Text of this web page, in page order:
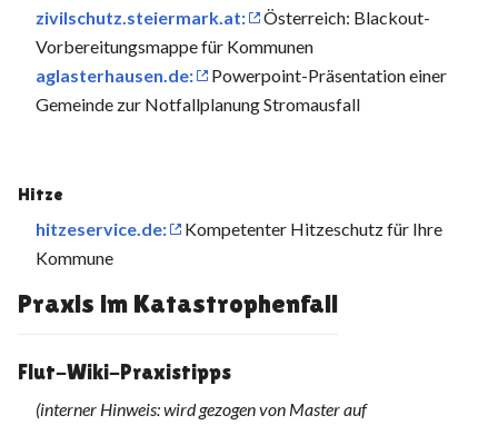
zivilschutz.steiermark.at:
Österreich: Blackout-
Vorbereitungsmappe für Kommunen
aglasterhausen.de:
Powerpoint-Präsentation einer
Gemeinde zur Notfallplanung Stromausfall
Hitze
hitzeservice.de:
Kompetenter Hitzeschutz für Ihre
Kommune
Praxis im Katastrophenfall
Flut-Wiki-Praxistipps
(interner Hinweis: wird gezogen von Master auf